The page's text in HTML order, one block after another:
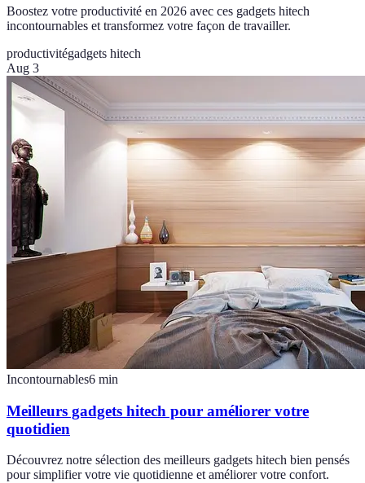
Boostez votre productivité en 2026 avec ces gadgets hitech
incontournables et transformez votre façon de travailler.
productivitégadgets hitech
Aug 3
Incontournables6 min
Meilleurs gadgets hitech pour améliorer votre
quotidien
Découvrez notre sélection des meilleurs gadgets hitech bien pensés
pour simplifier votre vie quotidienne et améliorer votre confort.